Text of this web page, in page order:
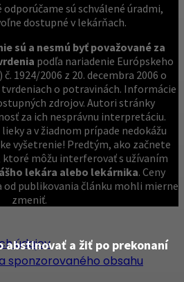
abstinovať a žiť po prekonaní
sú schválené úradmi,
dostupné v lekárňach.
sú a nesmú byť považované za
podľa nariadenie Európskeho
1924/2006 z 20. decembra 2006 o
o potravinách. Informácie
zdrojov. Autori stránky
za ich nesprávnu interpretáciu.
a v žiadnom prípade nedokážu
vyšetrenie! Predtým, ako začnete
ktoré môžu interferovať s užívaním
lekára alebo lekárnika. Ceny
publikovania článku mohli mierne
zmeniť.
údajov
sponzorovaného obsahu